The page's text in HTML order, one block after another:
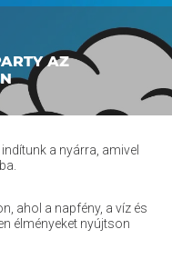
AZ
a nyárra, amivel
ahol a napfény, a víz és
élményeket nyújtson